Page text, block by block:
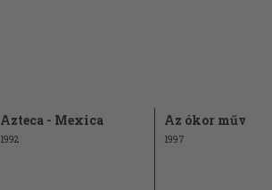
Azteca - Mexica
1992
Az ókor
1997